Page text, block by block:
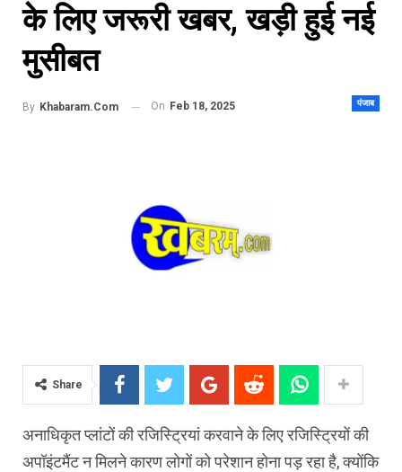
के लिए जरूरी खबर, खड़ी हुई नई
मुसीबत
पंजाब
By Khabaram.Com On Feb 18, 2025
Share
अनाधिकृत प्लांटों की रजिस्ट्रियां करवाने के लिए रजिस्ट्रियाें की
अपॉइंटमैंट न मिलने कारण लोगों को परेशान होना पड़ रहा है, क्योंकि